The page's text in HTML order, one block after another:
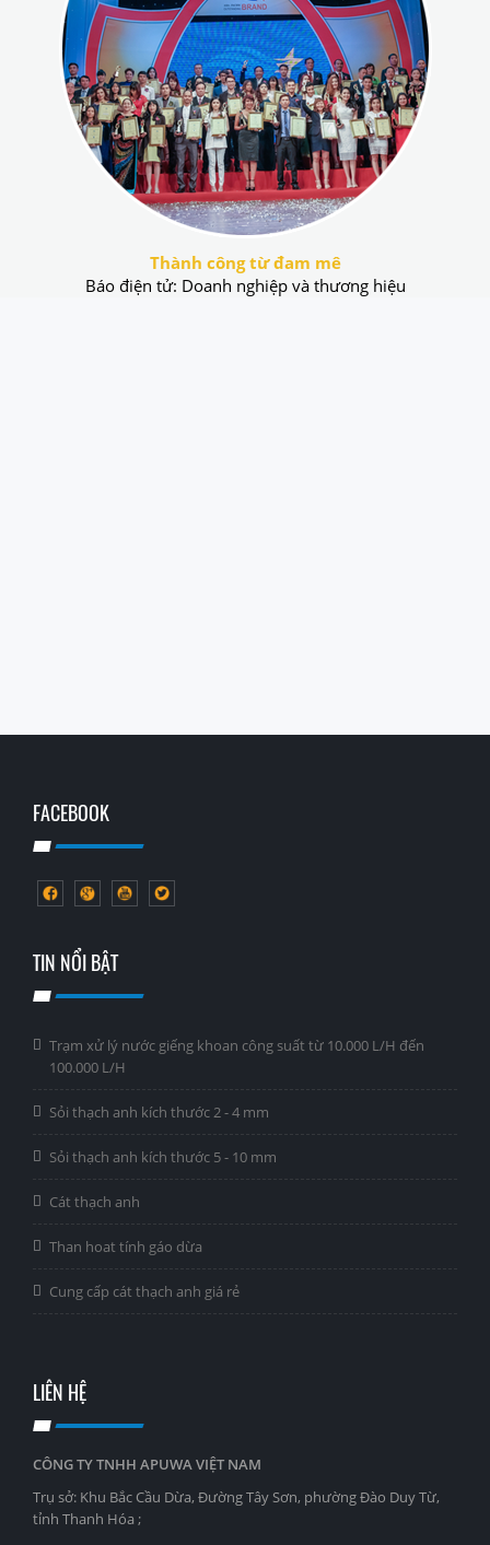
Thành công từ đam mê
Báo điện tử: Doanh nghiệp và thương hiệu
FACEBOOK
TIN NỔI BẬT
Trạm xử lý nước giếng khoan công suất từ 10.000 L/H đến
100.000 L/H
Sỏi thạch anh kích thước 2 - 4 mm
Sỏi thạch anh kích thước 5 - 10 mm
Cát thạch anh
Than hoat tính gáo dừa
Cung cấp cát thạch anh giá rẻ
LIÊN HỆ
CÔNG TY TNHH APUWA VIỆT NAM
Trụ sở: Khu Bắc Cầu Dừa, Đường Tây Sơn, phường Đào Duy Từ,
tỉnh Thanh Hóa ;